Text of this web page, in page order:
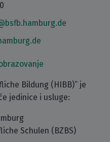
Bildung (HIBB)” je
jedinice i usluge:
Schulen (BZBS)